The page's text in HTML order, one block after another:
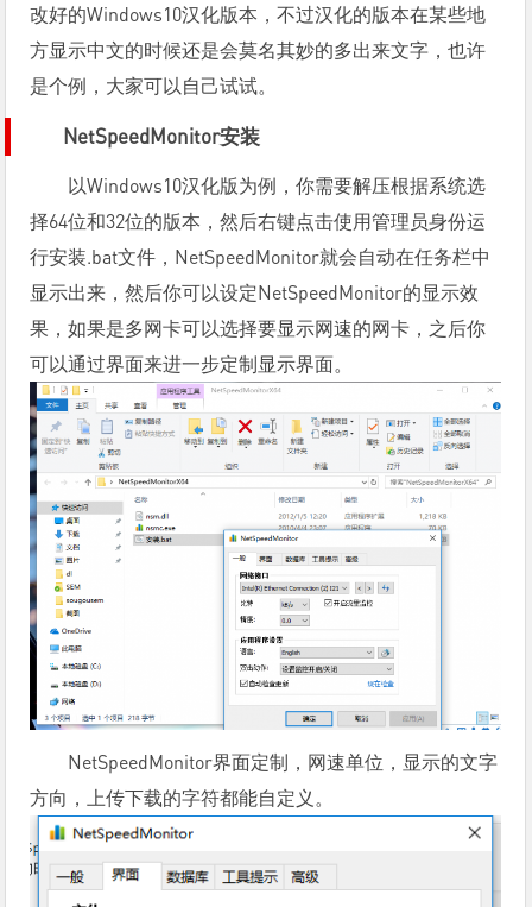
改好的Windows10汉化版本，不过汉化的版本在某些地
方显示中文的时候还是会莫名其妙的多出来文字，也许
是个例，大家可以自己试试。
NetSpeedMonitor安装
以Windows10汉化版为例，你需要解压根据系统选
择64位和32位的版本，然后右键点击使用管理员身份运
行安装.bat文件，NetSpeedMonitor就会自动在任务栏中
显示出来，然后你可以设定NetSpeedMonitor的显示效
果，如果是多网卡可以选择要显示网速的网卡，之后你
可以通过界面来进一步定制显示界面。
NetSpeedMonitor界面定制，网速单位，显示的文字
方向，上传下载的字符都能自定义。